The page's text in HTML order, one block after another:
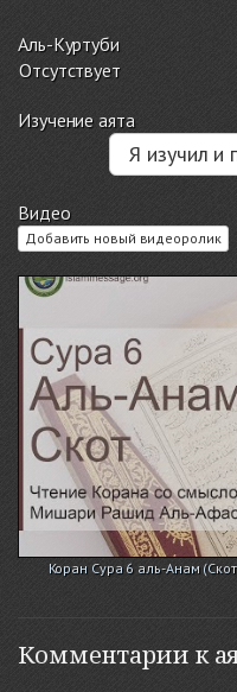
Аль-Куртуби
Отсутствует
Изучение аята
Я изучил и
Видео
Добавить новый видеоролик
Коран Сура 6 аль-Анам
Комментарии к